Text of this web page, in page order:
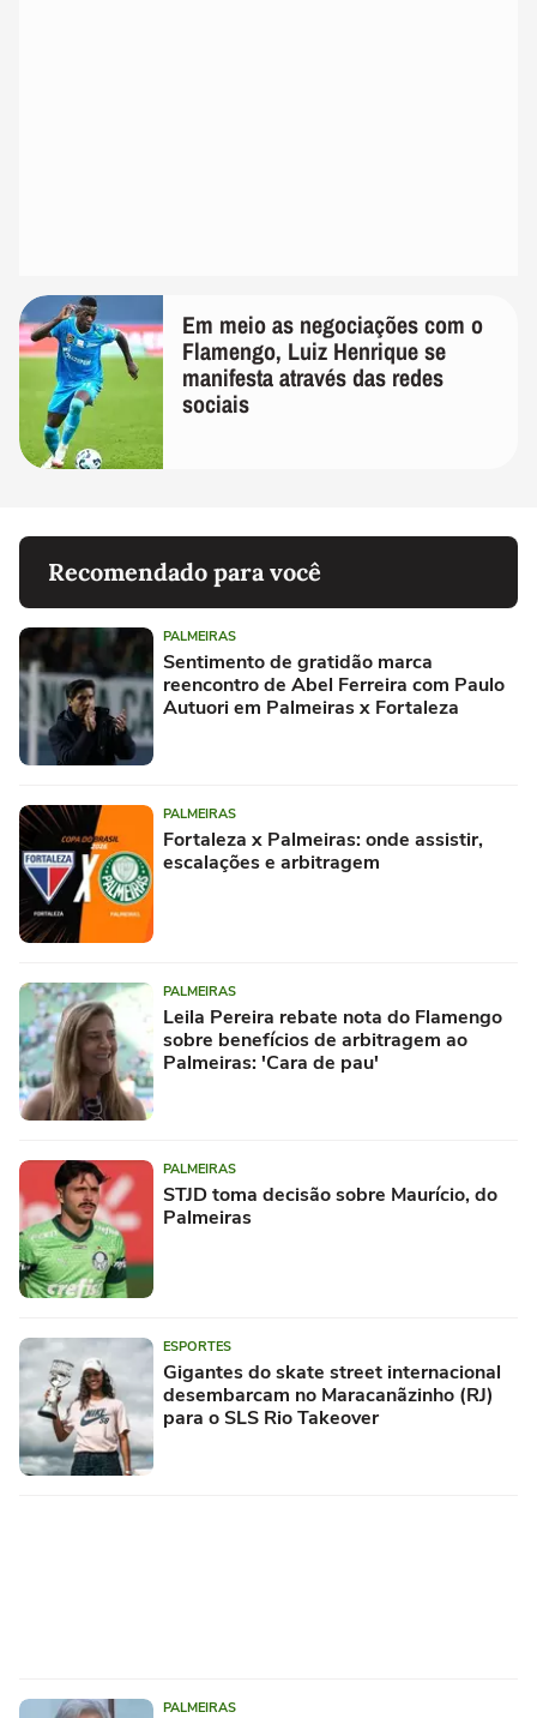
Em meio as negociações com o
Flamengo, Luiz Henrique se
manifesta através das redes
sociais
Recomendado para você
PALMEIRAS
Sentimento de gratidão marca
reencontro de Abel Ferreira com Paulo
Autuori em Palmeiras x Fortaleza
PALMEIRAS
Fortaleza x Palmeiras: onde assistir,
escalações e arbitragem
PALMEIRAS
Leila Pereira rebate nota do Flamengo
sobre benefícios de arbitragem ao
Palmeiras: 'Cara de pau'
PALMEIRAS
STJD toma decisão sobre Maurício, do
Palmeiras
ESPORTES
Gigantes do skate street internacional
desembarcam no Maracanãzinho (RJ)
para o SLS Rio Takeover
PALMEIRAS